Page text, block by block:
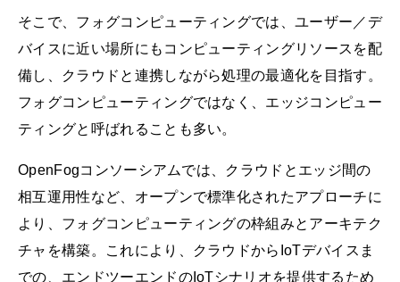
そこで、フォグコンピューティングでは、ユーザー／デ
バイスに近い場所にもコンピューティングリソースを配
備し、クラウドと連携しながら処理の最適化を目指す。
フォグコンピューティングではなく、エッジコンピュー
ティングと呼ばれることも多い。
OpenFogコンソーシアムでは、クラウドとエッジ間の
相互運用性など、オープンで標準化されたアプローチに
より、フォグコンピューティングの枠組みとアーキテク
チャを構築。これにより、クラウドからIoTデバイスま
での、エンドツーエンドのIoTシナリオを提供するため